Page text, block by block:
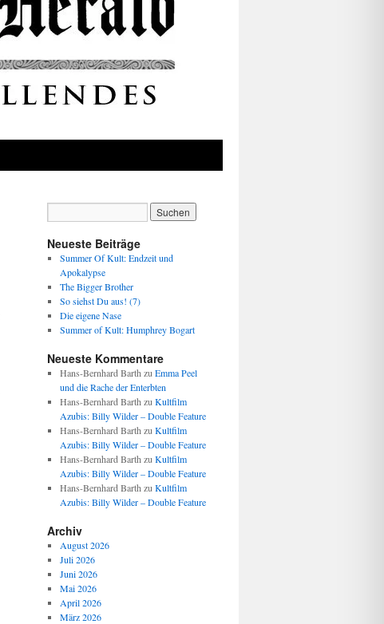
Neueste Beiträge
Summer Of Kult: Endzeit und
Apokalypse
The Bigger Brother
So siehst Du aus! (7)
Die eigene Nase
Summer of Kult: Humphrey Bogart
Neueste Kommentare
Hans-Bernhard Barth zu Emma Peel
und die Rache der Enterbten
Hans-Bernhard Barth zu Kultfilm
Azubis: Billy Wilder – Double Feature
Hans-Bernhard Barth zu Kultfilm
Azubis: Billy Wilder – Double Feature
Hans-Bernhard Barth zu Kultfilm
Azubis: Billy Wilder – Double Feature
Hans-Bernhard Barth zu Kultfilm
Azubis: Billy Wilder – Double Feature
Archiv
August 2026
Juli 2026
Juni 2026
Mai 2026
April 2026
März 2026